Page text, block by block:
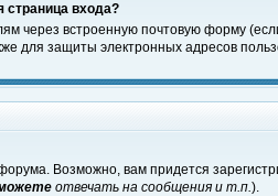
страница входа?
через встроенную почтовую форму
для защиты электронных адресов
Возможно, вам придется
отвечать на сообщения и т.п.).